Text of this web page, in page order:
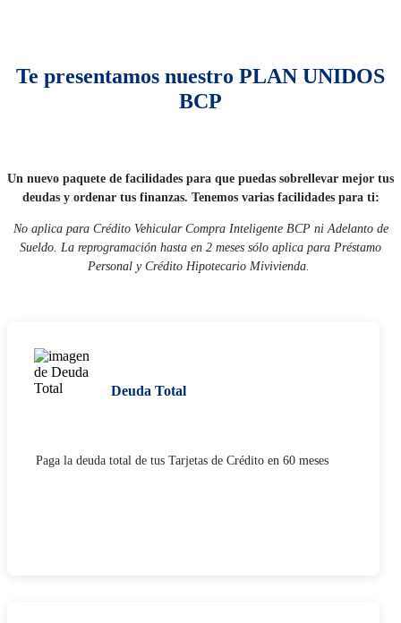
Te presentamos nuestro PLAN UNIDOS
BCP
Un nuevo paquete de facilidades para que puedas sobrellevar mejor tus
deudas y ordenar tus finanzas. Tenemos varias facilidades para ti:
No aplica para Crédito Vehicular Compra Inteligente BCP ni Adelanto de
Sueldo. La reprogramación hasta en 2 meses sólo aplica para Préstamo
Personal y Crédito Hipotecario Mivivienda. ​​​​
Deuda Total
Paga la deuda total de tus Tarjetas de Crédito en 60 meses